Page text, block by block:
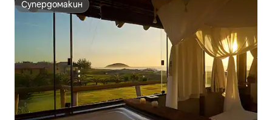
Супердомакин
Супердомакин